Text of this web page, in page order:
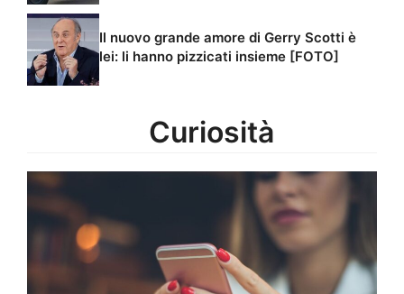
Il nuovo grande amore di Gerry Scotti è
lei: li hanno pizzicati insieme [FOTO]
Curiosità